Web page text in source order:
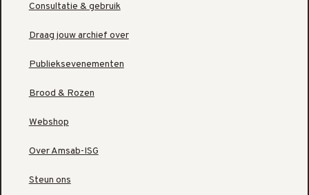
Consultatie & gebruik
Draag jouw archief over
Publieksevenementen
Brood & Rozen
Webshop
Over Amsab-ISG
Steun ons